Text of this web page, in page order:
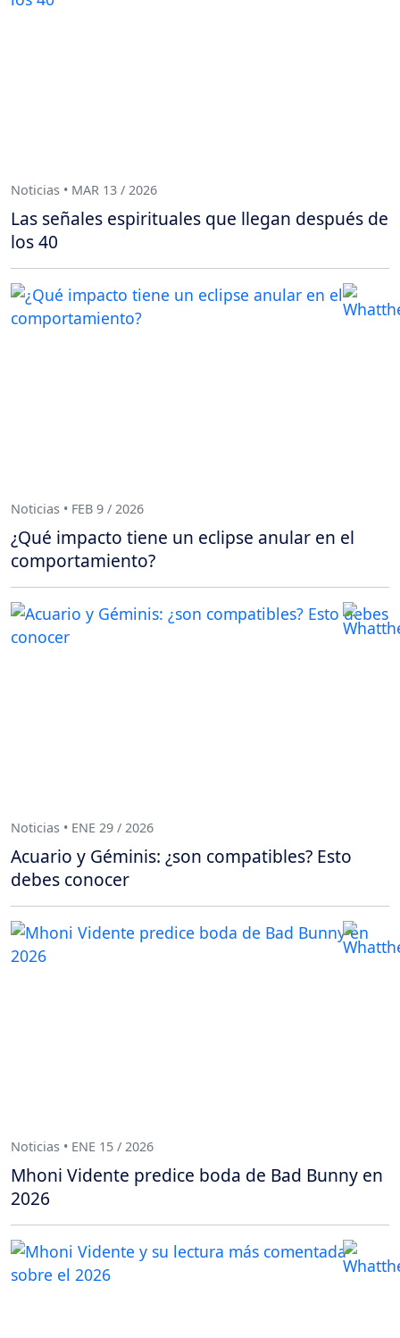
Noticias • MAR 13 / 2026
Las señales espirituales que llegan después de
los 40
Noticias • FEB 9 / 2026
¿Qué impacto tiene un eclipse anular en el
comportamiento?
Noticias • ENE 29 / 2026
Acuario y Géminis: ¿son compatibles? Esto
debes conocer
Noticias • ENE 15 / 2026
Mhoni Vidente predice boda de Bad Bunny en
2026